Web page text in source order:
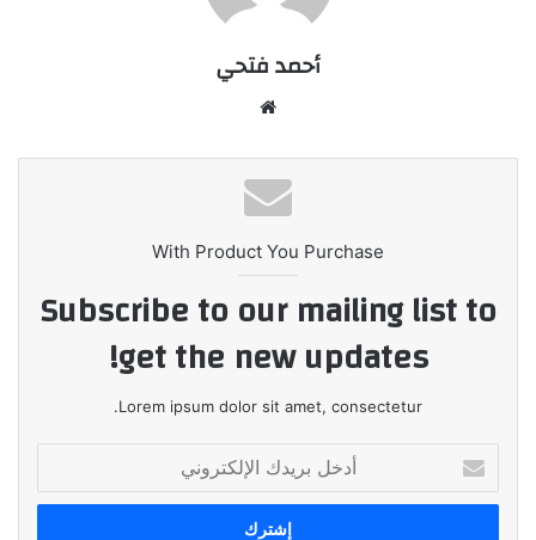
أحمد فتحي
With Product You Purchase
Subscribe to our mailing list to
get the new updates!
Lorem ipsum dolor sit amet, consectetur.
بريدك
الإلكتروني